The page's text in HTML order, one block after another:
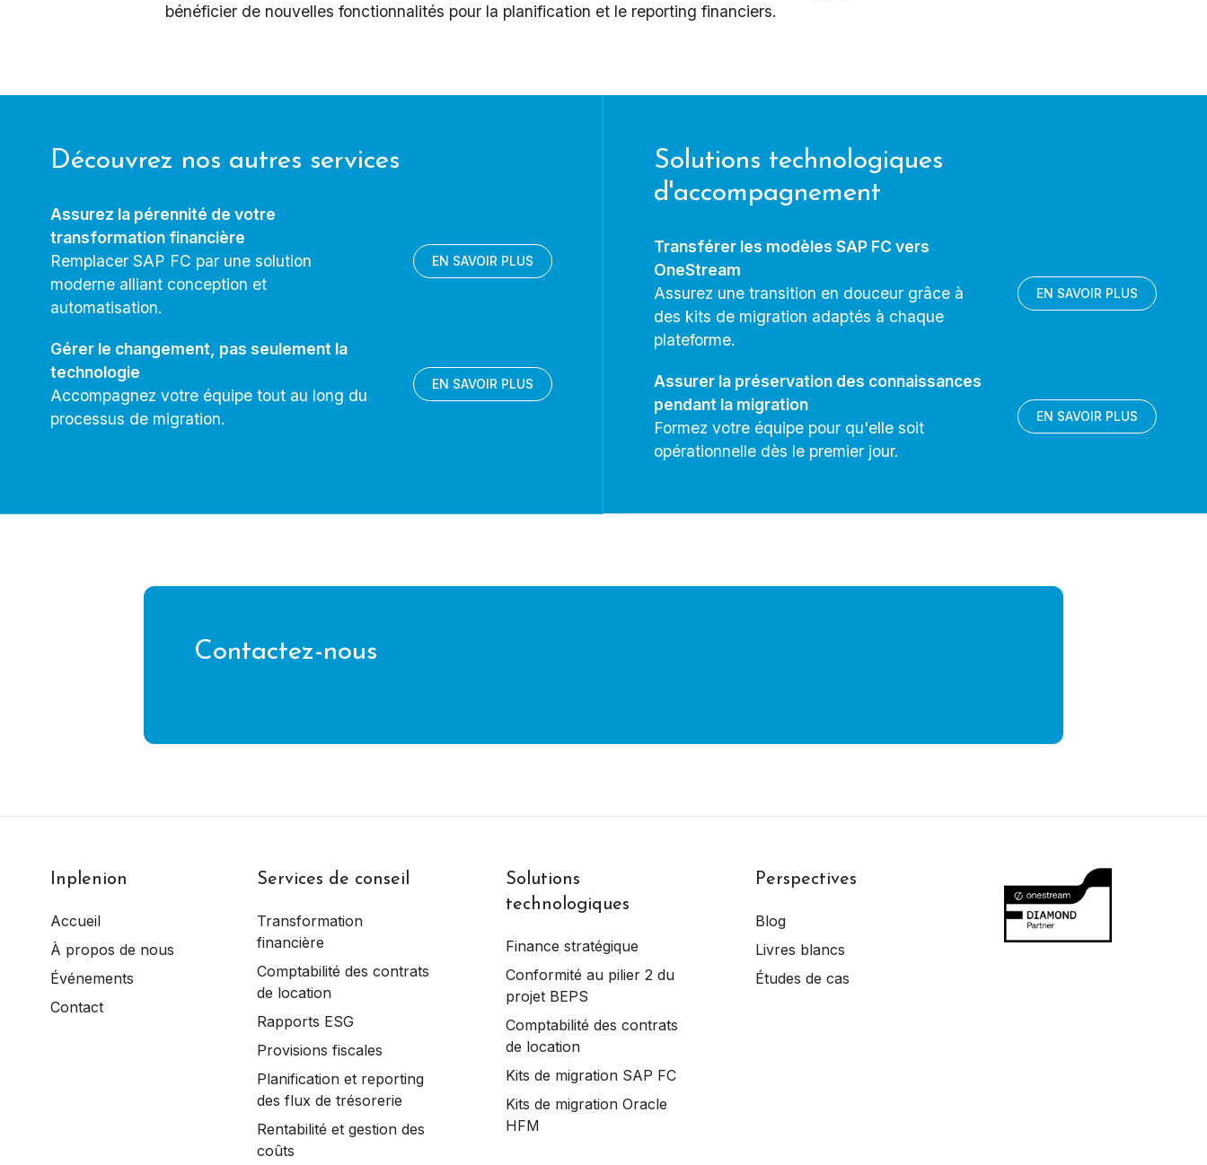
bénéficier de nouvelles fonctionnalités pour la planification et le reporting financiers.
Découvrez nos autres services
Assurez la pérennité de votre
transformation financière
Remplacer SAP FC par une solution
moderne alliant conception et
automatisation.
EN SAVOIR PLUS
Gérer le changement, pas seulement la
technologie
Accompagnez votre équipe tout au long du
processus de migration.
EN SAVOIR PLUS
Solutions technologiques
d'accompagnement
Transférer les modèles SAP FC vers
OneStream
Assurez une transition en douceur grâce à
des kits de migration adaptés à chaque
plateforme.
EN SAVOIR PLUS
Assurer la préservation des connaissances
pendant la migration
Formez votre équipe pour qu'elle soit
opérationnelle dès le premier jour.
EN SAVOIR PLUS
Contactez-nous
Inplenion
Accueil
À propos de nous
Événements
Contact
Services de conseil
Transformation
financière
Comptabilité des contrats
de location
Rapports ESG
Provisions fiscales
Planification et reporting
des flux de trésorerie
Rentabilité et gestion des
coûts
Solutions
technologiques
Finance stratégique
Conformité au pilier 2 du
projet BEPS
Comptabilité des contrats
de location
Kits de migration SAP FC
Kits de migration Oracle
HFM
Perspectives
Blog
Livres blancs
Études de cas